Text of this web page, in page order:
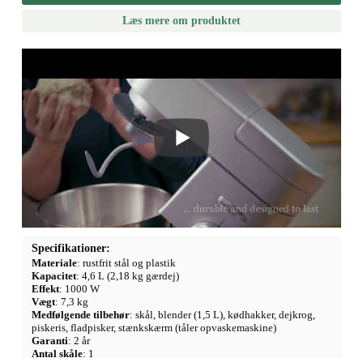
Læs mere om produktet
Specifikationer:
Materiale: rustfrit stål og plastik
Kapacitet: 4,6 L (2,18 kg gærdej)
Effekt: 1000 W
Vægt: 7,3 kg
Medfølgende tilbehør: skål, blender (1,5 L), kødhakker, dejkrog,
piskeris, fladpisker, stænkskærm (tåler opvaskemaskine)
Garanti: 2 år
Antal skåle: 1